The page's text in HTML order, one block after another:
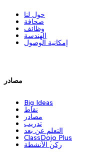
حول لنا
صحافة
وظائف
الهندسة
إمكانية الوصول
مصادر
Big Ideas
نقاط
مصادر
تدريب
التعلم عن بعد
ClassDojo Plus
ركن الأنشطة